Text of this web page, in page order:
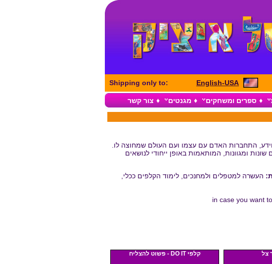
English-USA
Shipping only to:
♦ ספרים ומשחקים ♦ מגנטים ♦ צור קשר
התחברות האדם עם עצמו ועם העולם שמחוצה לו.
ומגוונות, המותאמות באופן ייחודי לנושאים
העשרה למטפלים ולמחנכים, לימוד הקלפים ככלי,
in case you want
צל קלפי DO IT - פשוט להצליח